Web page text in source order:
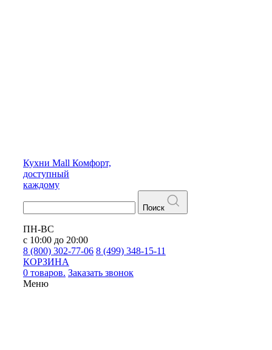
Кухни Mall Комфорт,
доступный
каждому
Поиск
ПН-ВС
с 10:00 до 20:00
8 (800) 302-77-06 8 (499) 348-15-11
КОРЗИНА
0 товаров. Заказать звонок
Меню